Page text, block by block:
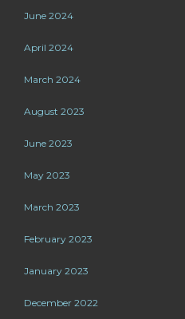
June 2024
April 2024
March 2024
August 2023
June 2023
May 2023
March 2023
February 2023
January 2023
December 2022